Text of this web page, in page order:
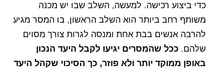
כדי ביצוע רכישה. למעשה, השלב שבו יש מכנה
משותף רחב ביותר הוא השלב הראשון, בו המסר מגיע
להרבה אנשים בבת אחת ומנסה לגרות צורך מסוים
שלהם. ככל שהמסרים יגיעו לקבל היעד הנכון
באופן ממוקד יותר ולא פוזר, כך הסיכוי שקהל היעד